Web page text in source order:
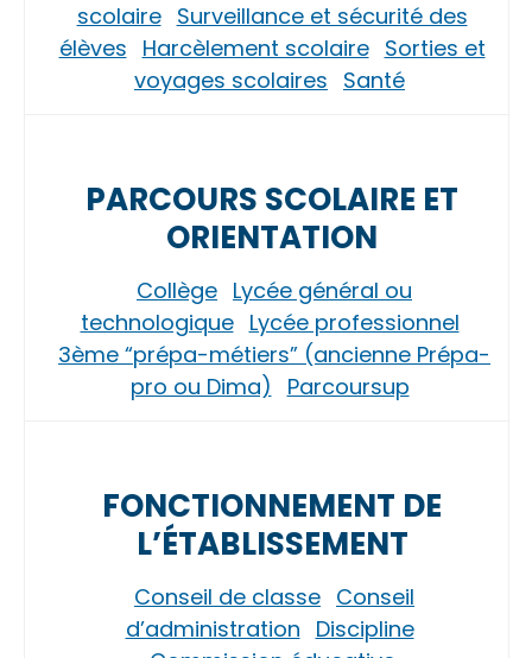
scolaire Surveillance et sécurité des
élèves Harcèlement scolaire Sorties et
voyages scolaires Santé
PARCOURS SCOLAIRE ET
ORIENTATION
Collège Lycée général ou
technologique Lycée professionnel
3ème “prépa-métiers” (ancienne Prépa-
pro ou Dima)
Parcoursup
FONCTIONNEMENT DE
L’ÉTABLISSEMENT
Conseil de classe Conseil
d’administration Discipline